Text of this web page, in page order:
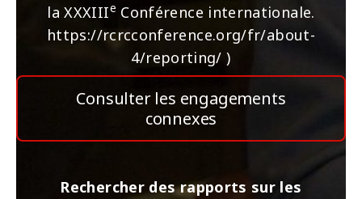
la XXXIIIe Conférence internationale.
https://rcrcconference.org/fr/about-
4/reporting/ )
Consulter les engagements
connexes
Rechercher des rapports sur les